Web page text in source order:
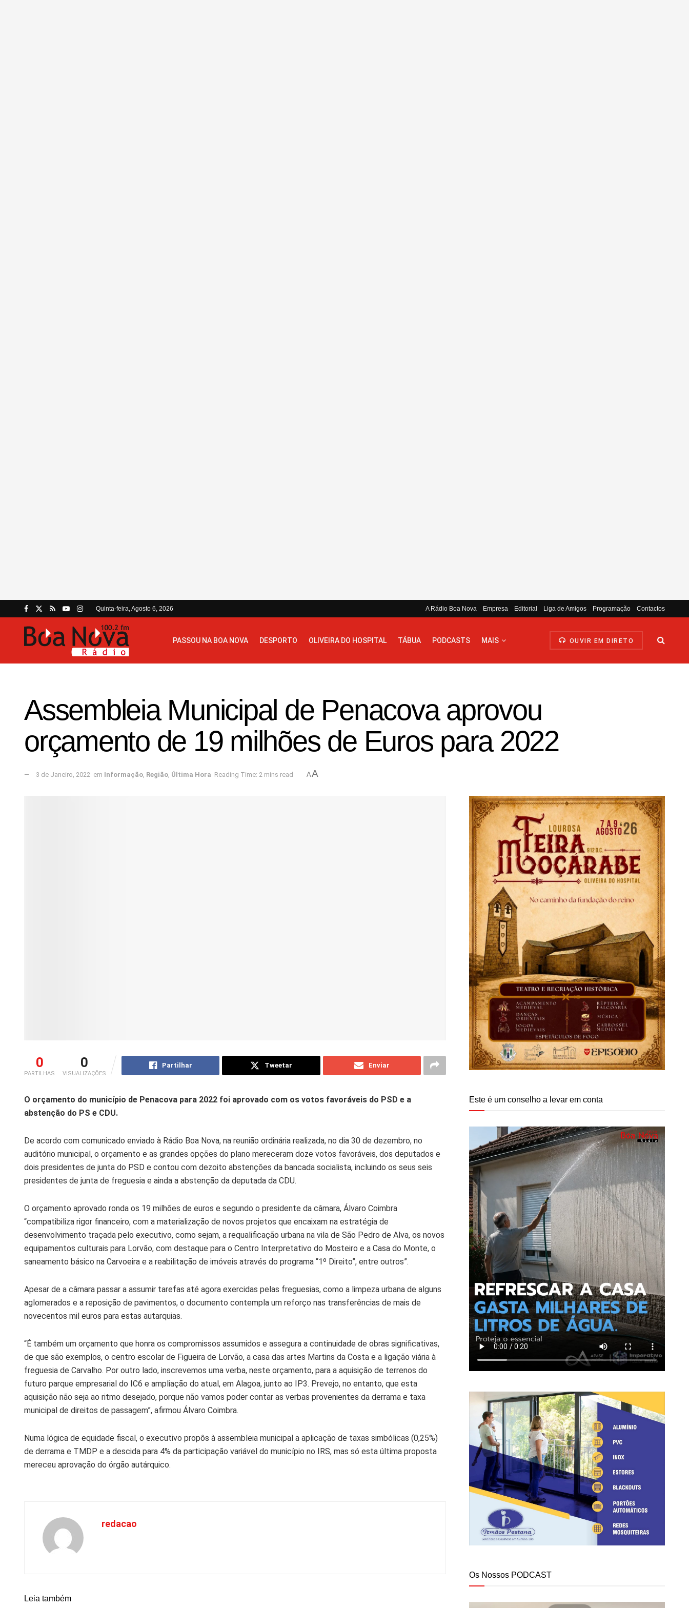
Quinta-feira, Agosto 6, 2026 A Rádio Boa Nova Empresa Editorial Liga de Amigos Programação Contactos
PASSOU NA BOA NOVA DESPORTO OLIVEIRA DO HOSPITAL TÁBUA PODCASTS MAIS OUVIR EM DIRETO
Assembleia Municipal de Penacova aprovou
orçamento de 19 milhões de Euros para 2022
3 de Janeiro, 2022 em Informação, Região, Última Hora Reading Time: 2 mins read AA
0
PARTILHAS
0
VISUALIZAÇÕES
Partilhar Tweetar Enviar
O orçamento do município de Penacova para 2022 foi aprovado com os votos favoráveis do PSD e a
abstenção do PS e CDU.
De acordo com comunicado enviado à Rádio Boa Nova, na reunião ordinária realizada, no dia 30 de dezembro, no
auditório municipal, o orçamento e as grandes opções do plano mereceram doze votos favoráveis, dos deputados e
dois presidentes de junta do PSD e contou com dezoito abstenções da bancada socialista, incluindo os seus seis
presidentes de junta de freguesia e ainda a abstenção da deputada da CDU.
O orçamento aprovado ronda os 19 milhões de euros e segundo o presidente da câmara, Álvaro Coimbra
“compatibiliza rigor financeiro, com a materialização de novos projetos que encaixam na estratégia de
desenvolvimento traçada pelo executivo, como sejam, a requalificação urbana na vila de São Pedro de Alva, os novos
equipamentos culturais para Lorvão, com destaque para o Centro Interpretativo do Mosteiro e a Casa do Monte, o
saneamento básico na Carvoeira e a reabilitação de imóveis através do programa “1º Direito”, entre outros”.
Apesar de a câmara passar a assumir tarefas até agora exercidas pelas freguesias, como a limpeza urbana de alguns
aglomerados e a reposição de pavimentos, o documento contempla um reforço nas transferências de mais de
novecentos mil euros para estas autarquias.
“É também um orçamento que honra os compromissos assumidos e assegura a continuidade de obras significativas,
de que são exemplos, o centro escolar de Figueira de Lorvão, a casa das artes Martins da Costa e a ligação viária à
freguesia de Carvalho. Por outro lado, inscrevemos uma verba, neste orçamento, para a aquisição de terrenos do
futuro parque empresarial do IC6 e ampliação do atual, em Alagoa, junto ao IP3. Prevejo, no entanto, que esta
aquisição não seja ao ritmo desejado, porque não vamos poder contar as verbas provenientes da derrama e taxa
municipal de direitos de passagem”, afirmou Álvaro Coimbra.
Numa lógica de equidade fiscal, o executivo propôs à assembleia municipal a aplicação de taxas simbólicas (0,25%)
de derrama e TMDP e a descida para 4% da participação variável do município no IRS, mas só esta última proposta
mereceu aprovação do órgão autárquico.
redacao
Leia também
Este é um conselho a levar em conta
Os Nossos PODCAST